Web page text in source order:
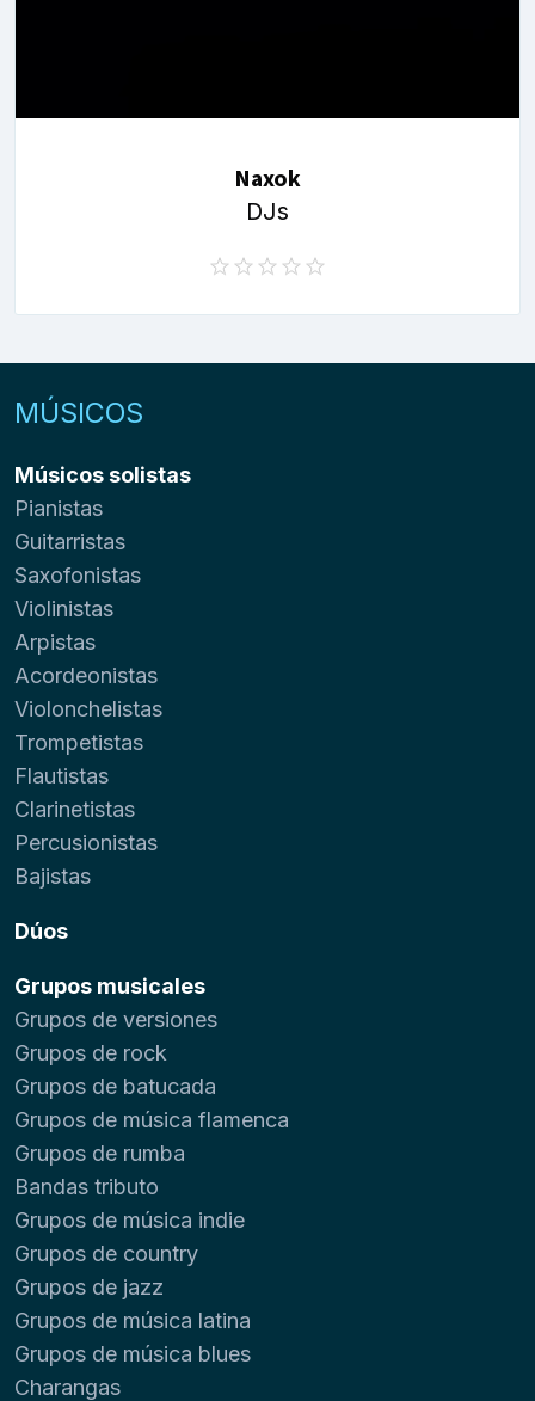
Naxok
DJs
MÚSICOS
Músicos solistas
Pianistas
Guitarristas
Saxofonistas
Violinistas
Arpistas
Acordeonistas
Violonchelistas
Trompetistas
Flautistas
Clarinetistas
Percusionistas
Bajistas
Dúos
Grupos musicales
Grupos de versiones
Grupos de rock
Grupos de batucada
Grupos de música flamenca
Grupos de rumba
Bandas tributo
Grupos de música indie
Grupos de country
Grupos de jazz
Grupos de música latina
Grupos de música blues
Charangas